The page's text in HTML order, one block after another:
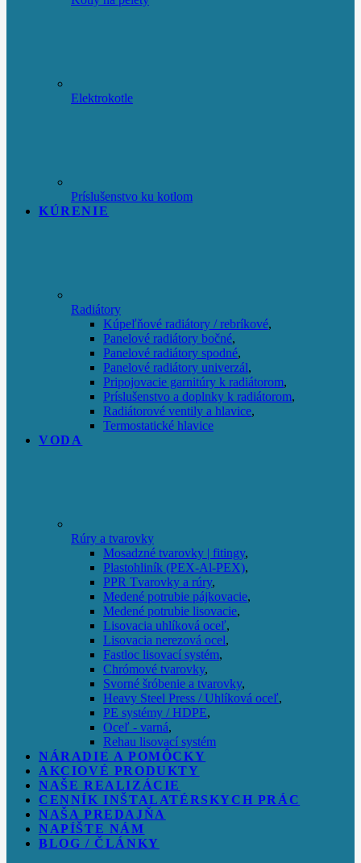
Elektrokotle
Príslušenstvo ku kotlom
KÚRENIE
Radiátory
Kúpeľňové radiátory / rebríkové,
Panelové radiátory bočné,
Panelové radiátory spodné,
Panelové radiátory univerzál,
Pripojovacie garnitúry k radiátorom,
Príslušenstvo a doplnky k radiátorom,
Radiátorové ventily a hlavice,
Termostatické hlavice
VODA
Rúry a tvarovky
Mosadzné tvarovky | fitingy,
Plastohliník (PEX-Al-PEX),
PPR Tvarovky a rúry,
Medené potrubie pájkovacie,
Medené potrubie lisovacie,
Lisovacia uhlíková oceľ,
Lisovacia nerezová ocel,
Fastloc lisovací systém,
Chrómové tvarovky,
Svorné šróbenie a tvarovky,
Heavy Steel Press / Uhlíková oceľ,
PE systémy / HDPE,
Oceľ - varná,
Rehau lisovací systém
NÁRADIE A POMÔCKY
AKCIOVÉ PRODUKTY
NAŠE REALIZÁCIE
CENNÍK INŠTALATÉRSKYCH PRÁC
NAŠA PREDAJŇA
NAPÍŠTE NÁM
BLOG / ČLÁNKY